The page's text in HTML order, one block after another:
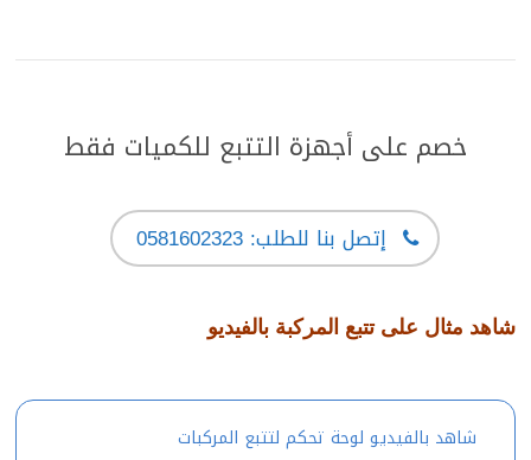
خصم على أجهزة التتبع للكميات فقط
إتصل بنا للطلب: 0581602323
شاهد مثال على تتبع المركبة بالفيديو
شاهد بالفيديو لوحة تحكم لتتبع المركبات